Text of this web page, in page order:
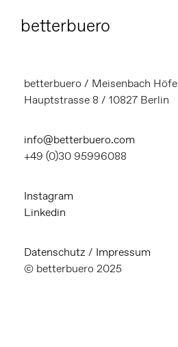
betterbuero
betterbuero / Meisenbach Höfe
Hauptstrasse 8 / 10827 Berlin
info@betterbuero.com
+49 (0)30 95996088
Instagram
Linkedin
Datenschutz / Impressum
© betterbuero 2025